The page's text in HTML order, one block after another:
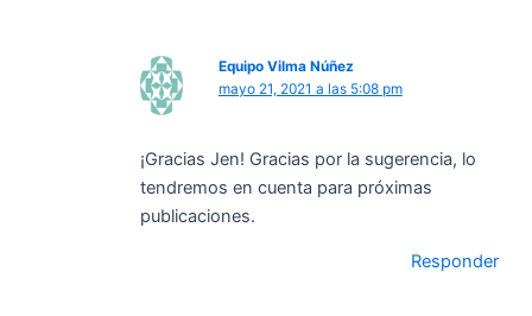
Equipo Vilma Núñez
mayo 21, 2021 a las 5:08 pm
¡Gracias Jen! Gracias por la sugerencia, lo
tendremos en cuenta para próximas
publicaciones.
Responder